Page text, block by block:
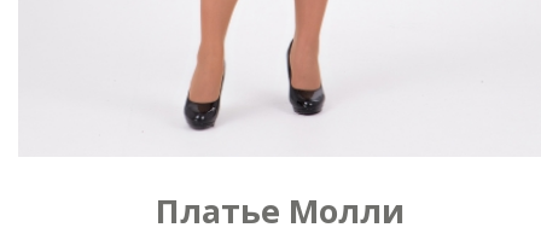
Платье Молли